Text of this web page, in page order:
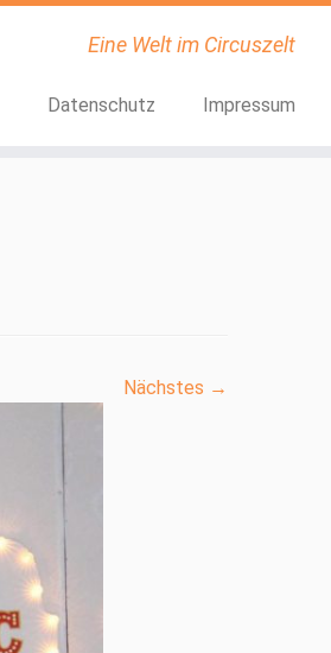
Eine Welt im Circuszelt
Datenschutz Impressum
Nächstes →